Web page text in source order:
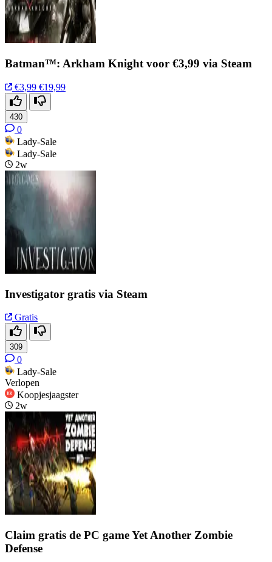
Batman™: Arkham Knight voor €3,99 via Steam
€3,99 €19,99
430
0
Lady-Sale
Lady-Sale
2w
Investigator gratis via Steam
Gratis
309
0
Lady-Sale
Verlopen
Koopjesjaagster
2w
Claim gratis de PC game Yet Another Zombie
Defense